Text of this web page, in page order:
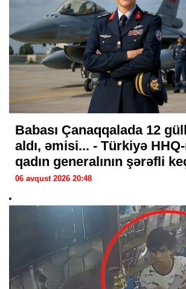
Babası Çanaqqalada 12
aldı, əmisi... - Türkiyə
qadın generalının şərəfli
06 avqust 2026 20:48